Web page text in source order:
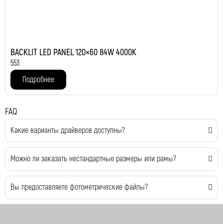
BACKLIT LED PANEL 120×60 84W 4000K
553
Подробнее
FAQ
Какие варианты драйверов доступны?
Можно ли заказать нестандартные размеры или рамы?
Вы предоставляете фотометрические файлы?